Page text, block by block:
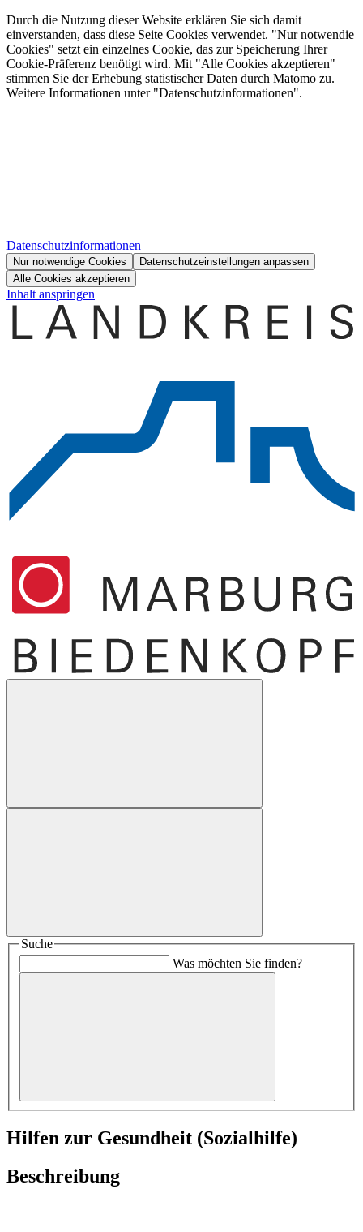
Durch die Nutzung dieser Website erklären Sie sich damit
einverstanden, dass diese Seite Cookies verwendet. "Nur notwendie
Cookies" setzt ein einzelnes Cookie, das zur Speicherung Ihrer
Cookie-Präferenz benötigt wird. Mit "Alle Cookies akzeptieren"
stimmen Sie der Erhebung statistischer Daten durch Matomo zu.
Weitere Informationen unter "Datenschutzinformationen".
Datenschutzinformationen
Nur notwendige Cookies
Datenschutzeinstellungen anpassen
Alle Cookies akzeptieren
Inhalt anspringen
Suche
Was möchten Sie finden?
Hilfen zur Gesundheit (Sozialhilfe)
Beschreibung